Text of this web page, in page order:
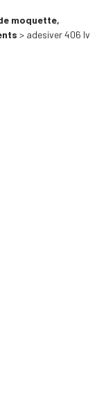
moquette,
> adesiver 406 lv